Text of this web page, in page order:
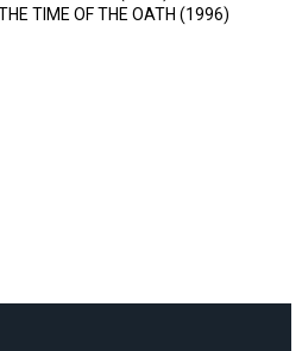
TIME OF THE OATH (1996)